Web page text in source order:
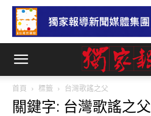
首頁 標籤 台灣歌謠之父
關鍵字: 台灣歌謠之父